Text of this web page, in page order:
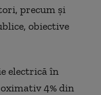
precum și
obiective
electrică în
4% din